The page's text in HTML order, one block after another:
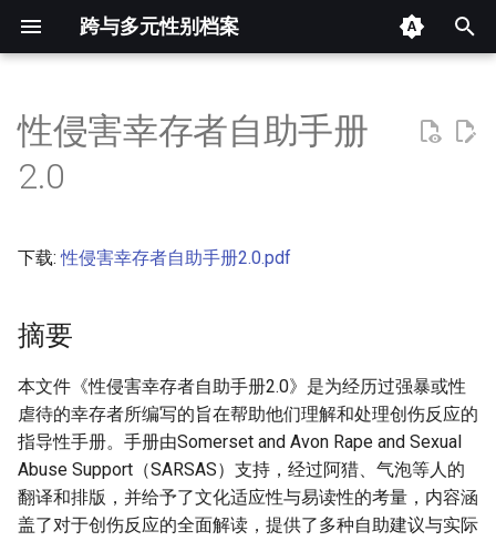
跨与多元性别档案
入
以
开
摘要
性侵害幸存者自助手册
2.0
下载:性侵害幸存者自助手册2.0.pdf
摘要
本文件《性侵害幸存者自助手册2.0》是为经历过强暴或性
虐待的幸存者所编写的旨在帮助他们理解和处理创伤反应的
指导性手册。手册由Somerset and Avon Rape and Sexual
Abuse Support（SARSAS）支持，经过阿猎、气泡等人的
翻译和排版，并给予了文化适应性与易读性的考量，内容涵
盖了对于创伤反应的全面解读，提供了多种自助建议与实际